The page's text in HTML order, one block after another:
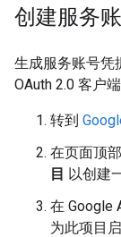
创建服务
生成服务账号凭
OAuth 2.0 客户端
转到
在页面顶
目 以创建
在 Google
为此项目